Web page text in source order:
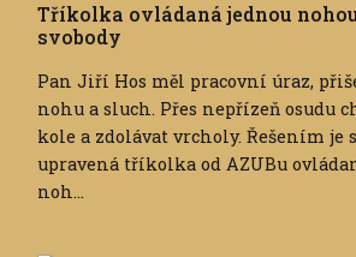
Tříkolka ovládaná jednou
svobody
Pan Jiří Hos měl pracovní úraz,
nohu a sluch. Přes nepřízeň osudu
kole a zdolávat vrcholy. Řešením je
upravená tříkolka od AZUBu
noh...